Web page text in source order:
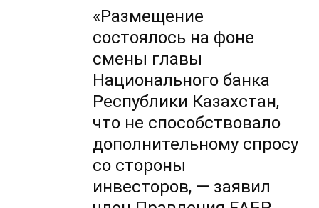
«Размещение
состоялось на фоне
смены главы
Национального банка
Республики Казахстан,
что не способствовало
дополнительному спросу
со стороны
инвесторов, — заявил